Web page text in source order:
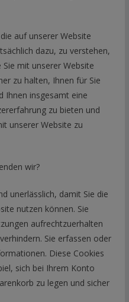
auf unserer Website
dazu, zu verstehen,
mit unserer Website
zu halten, Ihnen für Sie
Ihnen insgesamt eine
zu bieten und
unserer Website zu
wir?
unerlässlich, damit Sie die
nutzen können. Sie
aufrechtzuerhalten
Sie erfassen oder
Diese Cookies
sich bei Ihrem Konto
zu legen und sicher